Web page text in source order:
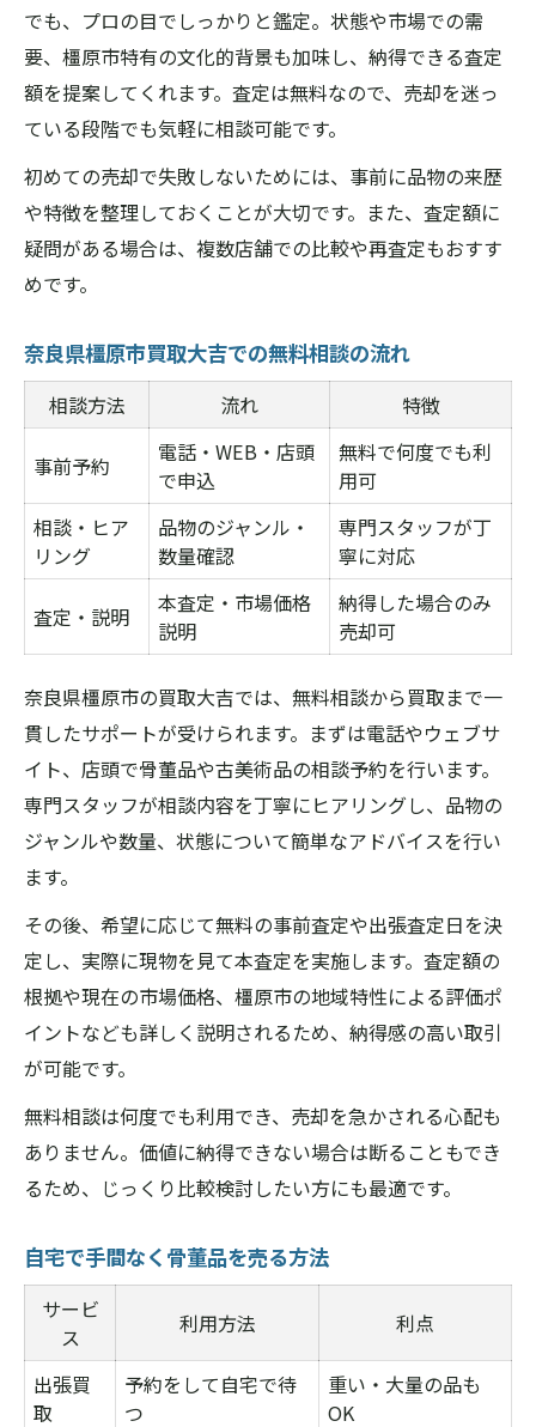
でも、プロの目でしっかりと鑑定。状態や市場での需
要、橿原市特有の文化的背景も加味し、納得できる査定
額を提案してくれます。査定は無料なので、売却を迷っ
ている段階でも気軽に相談可能です。
初めての売却で失敗しないためには、事前に品物の来歴
や特徴を整理しておくことが大切です。また、査定額に
疑問がある場合は、複数店舗での比較や再査定もおすす
めです。
奈良県橿原市買取大吉での無料相談の流れ
相談方法 流れ 特徴
事前予約
電話・WEB・店頭
で申込
無料で何度でも利
用可
相談・ヒア
リング
品物のジャンル・
数量確認
専門スタッフが丁
寧に対応
査定・説明
本査定・市場価格
説明
納得した場合のみ
売却可
奈良県橿原市の買取大吉では、無料相談から買取まで一
貫したサポートが受けられます。まずは電話やウェブサ
イト、店頭で骨董品や古美術品の相談予約を行います。
専門スタッフが相談内容を丁寧にヒアリングし、品物の
ジャンルや数量、状態について簡単なアドバイスを行い
ます。
その後、希望に応じて無料の事前査定や出張査定日を決
定し、実際に現物を見て本査定を実施します。査定額の
根拠や現在の市場価格、橿原市の地域特性による評価ポ
イントなども詳しく説明されるため、納得感の高い取引
が可能です。
無料相談は何度でも利用でき、売却を急かされる心配も
ありません。価値に納得できない場合は断ることもでき
るため、じっくり比較検討したい方にも最適です。
自宅で手間なく骨董品を売る方法
サービ
ス
利用方法 利点
出張買
取
予約をして自宅で待
つ
重い・大量の品も
OK